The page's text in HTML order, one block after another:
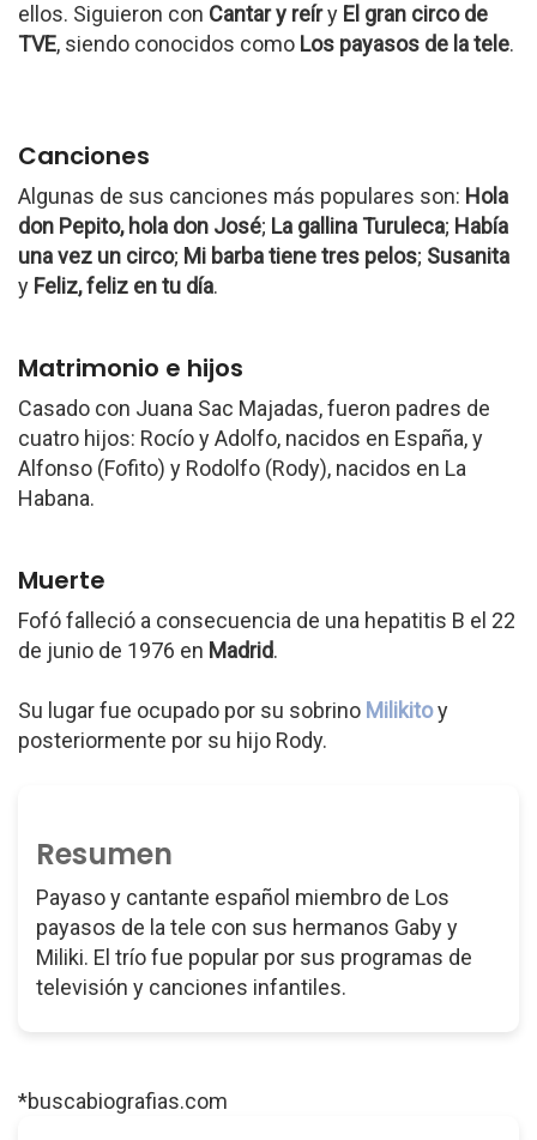
ellos. Siguieron con Cantar y reíry El gran circo de
TVE, siendo conocidos como Los payasos de la tele.
Canciones
Algunas de sus canciones más populares son: Hola
don Pepito, hola don José; La gallina Turuleca; Había
una vez un circo; Mi barba tiene tres pelos; Susanita
y Feliz, feliz en tu día.
Matrimonio e hijos
Casado con Juana Sac Majadas, fueron padres de
cuatro hijos: Rocío y Adolfo, nacidos en España, y
Alfonso (Fofito) y Rodolfo (Rody), nacidos en La
Habana.
Muerte
Fofó falleció a consecuencia de una hepatitis B el 22
de junio de 1976 en Madrid.
Su lugar fue ocupado por su sobrino Milikitoy
posteriormente por su hijo Rody.
Resumen
Payaso y cantante español miembro de Los
payasos de la tele con sus hermanos Gaby y
Miliki. El trío fue popular por sus programas de
televisión y canciones infantiles.
*buscabiografias.com